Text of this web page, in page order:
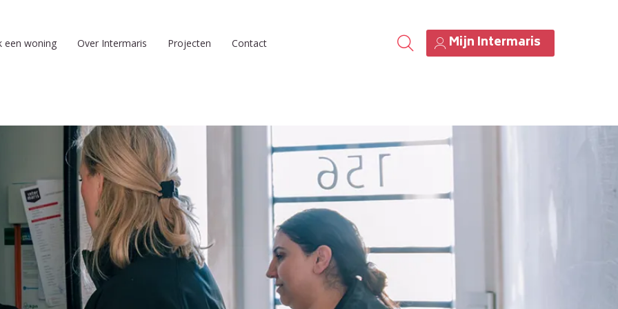
een woning Over Intermaris Projecten Contact Mijn Intermaris